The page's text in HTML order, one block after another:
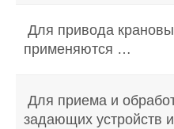
Для привода
применяются …
Для приема и
задающих устройств